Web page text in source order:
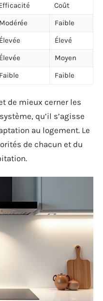
Coût
Modérée
Faible
Élevée
Élevé
Élevée
Moyen
Faible Faible
de mieux cerner les
qu’il s’agisse
au logement. Le
de chacun et du